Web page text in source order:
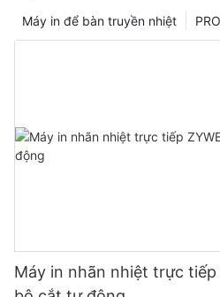
Máy in để bàn truyền nhiệt
Máy in nhãn nhiệt trực tiếp